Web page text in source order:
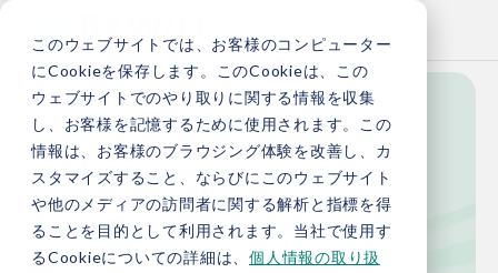
このウェブサイトでは、お客様のコンピューター
にCookieを保存します。このCookieは、この
ウェブサイトでのやり取りに関する情報を収集
し、お客様を記憶するために使用されます。この
情報は、お客様のブラウジング体験を改善し、カ
スタマイズすること、ならびにこのウェブサイト
や他のメディアの訪問者に関する解析と指標を得
ることを目的として利用されます。当社で使用す
るCookieについての詳細は、 個人情報の取り扱
News
新着情報